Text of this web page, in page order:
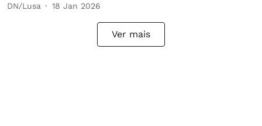
DN/Lusa 18 Jan 2026
Ver mais